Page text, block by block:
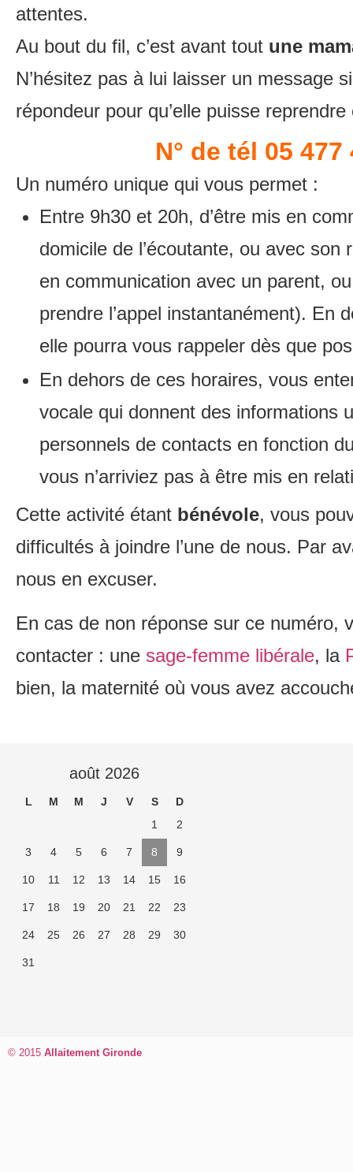
attentes.
Au bout du fil, c’est avant tout une
N’hésitez pas à lui laisser un message
répondeur pour qu’elle puisse
N° de tél 05 477
Un numéro unique qui vous permet :
Entre 9h30 et 20h, d’être mis en
domicile de l’écoutante, ou avec
en communication avec un parent,
prendre l’appel instantanément). En
elle pourra vous rappeler dès que
En dehors de ces horaires, vous
vocale qui donnent des informations
personnels de contacts en fonction
vous n’arriviez pas à être mis en
Cette activité étant bénévole, vous
difficultés à joindre l’une de nous. Par
nous en excuser.
En cas de non réponse sur ce numéro,
contacter : une sage-femme libérale, la
bien, la maternité où vous avez
août 2026
L M M J V S
D
1
2
3 4 5 6 7 8 9
10 11 12 13 14 15 16
17 18 19 20 21 22 23
24 25 26 27 28 29 30
31
© 2015 Allaitement Gironde